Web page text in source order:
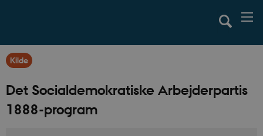
Kilde
Det Socialdemokratiske Arbejderpartis
1888-program